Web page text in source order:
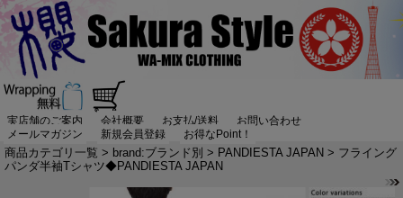
実店舗のご案内 会社概要 お支払/送料
お問い合わせ
メールマガジン
新規会員登録 お得なPoint！
商品カテゴリ一覧 > brand:ブランド別 > PANDIESTA JAPAN > フライング
パンダ半袖Tシャツ◆PANDIESTA JAPAN